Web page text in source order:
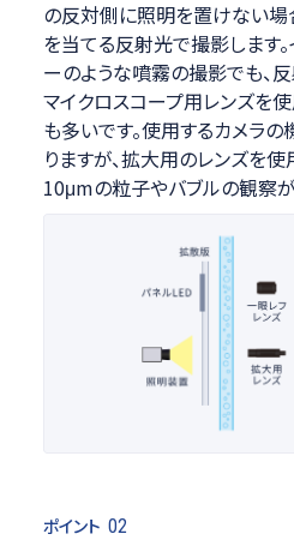
の反対側に照明を置けない
を当てる反射光で撮影します
ーのような噴霧の撮影でも、
マイクロスコープ用レンズを
も多いです。使用するカメラ
りますが、拡大用のレンズを
10μmの粒子やバブルの観察が
ポイント 02